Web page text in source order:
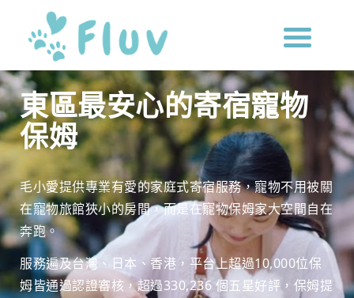
東區最安心的寄宿寵物
保姆
毛小愛提供專業有愛的家庭式寄宿服務，寵物不用被關
在寵物旅館狹小的房間，而是在寵物保姆家大空間自在
奔跑。
服務遍及台灣、日本、香港，平台上超過10,000位保
姆皆通過認證審核，超過330,236 個五星好評，保姆提